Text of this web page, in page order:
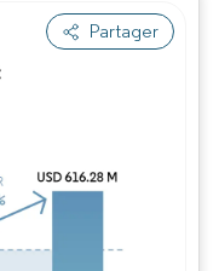
Partager